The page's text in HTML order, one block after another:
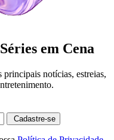
em Cena
principais notícias, estreias,
Cadastre-se